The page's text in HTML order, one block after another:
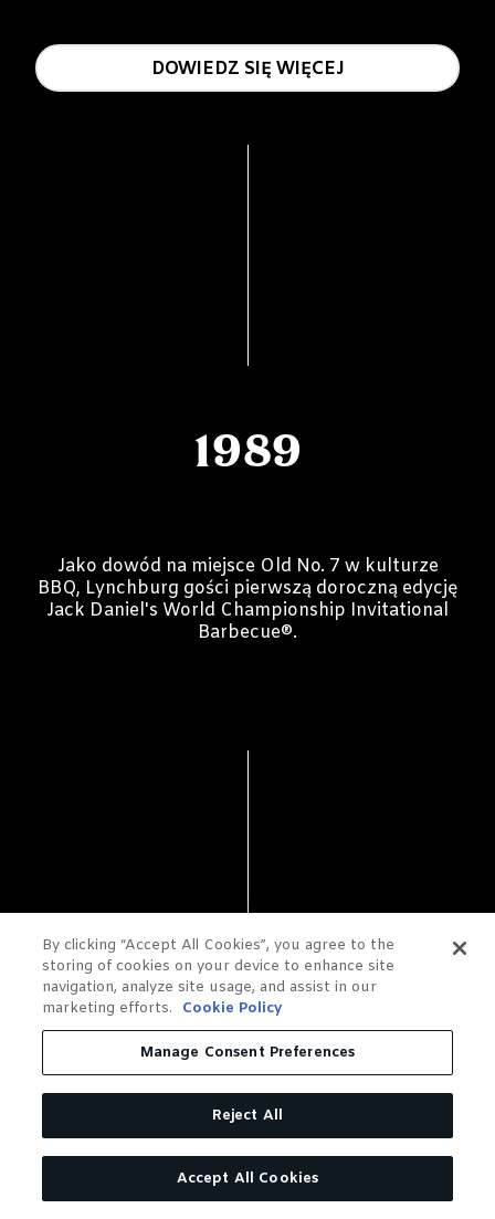
DOWIEDZ SIĘ WIĘCEJ
1989
Jako dowód na miejsce Old No. 7 w kulturze
BBQ, Lynchburg gości pierwszą doroczną edycję
Jack Daniel's World Championship Invitational
Barbecue®.
1997
By clicking “Accept All Cookies”, you agree to the
storing of cookies on your device to enhance site
navigation, analyze site usage, and assist in our
marketing efforts.
Cookie Policy
Manage Consent Preferences
Reject All
Accept All Cookies